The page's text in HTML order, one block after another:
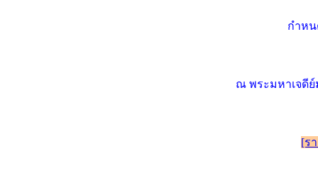
กำหน
ณ พระมหาเจดี
[ร